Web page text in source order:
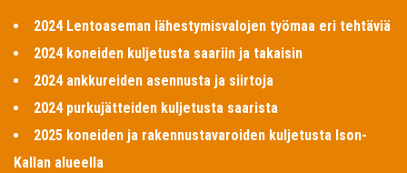
2024 Lentoaseman lähestymisvalojen työmaa eri tehtäviä
2024 koneiden kuljetusta saariin ja takaisin
2024 ankkureiden asennusta ja siirtoja
2024 purkujätteiden kuljetusta saarista
2025 koneiden ja rakennustavaroiden kuljetusta Ison-
Kallan alueella